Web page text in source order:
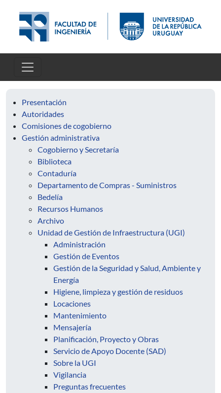
Presentación
Autoridades
Comisiones de cogobierno
Gestión administrativa
Cogobierno y Secretaría
Biblioteca
Contaduría
Departamento de Compras - Suministros
Bedelía
Recursos Humanos
Archivo
Unidad de Gestión de Infraestructura (UGI)
Administración
Gestión de Eventos
Gestión de la Seguridad y Salud, Ambiente y
Energía
Higiene, limpieza y gestión de residuos
Locaciones
Mantenimiento
Mensajería
Planificación, Proyecto y Obras
Servicio de Apoyo Docente (SAD)
Sobre la UGI
Vigilancia
Preguntas frecuentes